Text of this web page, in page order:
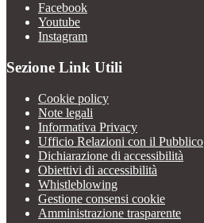
Facebook
Youtube
Instagram
Sezione Link Utili
Cookie policy
Note legali
Informativa Privacy
Ufficio Relazioni con il Pubblico
Dichiarazione di accessibilità
Obiettivi di accessibilità
Whistleblowing
Gestione consensi cookie
Amministrazione trasparente